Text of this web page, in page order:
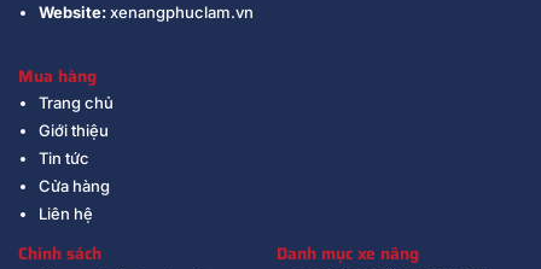
Website:xenangphuclam.vn
Mua hàng
Trang chủ
Giới thiệu
Tin tức
Cửa hàng
Liên hệ
Chính sách Danh mục xe nâng